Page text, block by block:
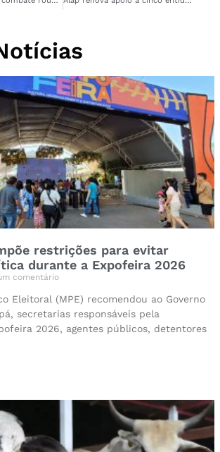
restrições para evitar
durante a Expofeira 2026
comentário
Eleitoral (MPE) recomendou ao Governo
secretarias responsáveis pela
2026, agentes públicos, detentores